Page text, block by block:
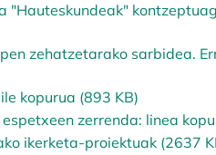
"Hauteskundeak"
zehatzetarako sarbidea.
kopurua (893 KB)
zerrenda: linea
ikerketa-proiektuak (2637